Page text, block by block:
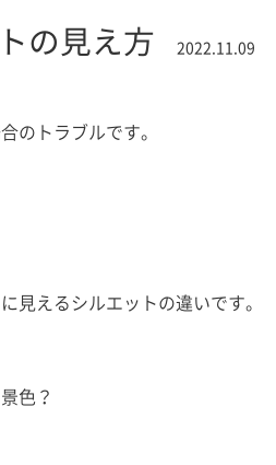
の見え方 2022.11.09
のトラブルです。
見えるシルエットの違いです。
色？